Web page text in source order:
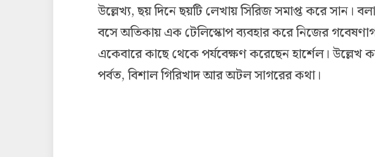
উল্লেখ্য, ছয় দিনে ছয়টি লেখায় সিরিজ সমাপ্ত করে সান।
বসে অতিকায় এক টেলিস্কোপ ব্যবহার করে নিজের
একেবারে কাছে থেকে পর্যবেক্ষণ করেছেন হার্শেল।
পর্বত, বিশাল গিরিখাদ আর অটল সাগরের কথা।